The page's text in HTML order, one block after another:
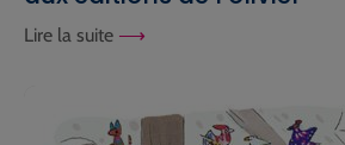
Lire la suite